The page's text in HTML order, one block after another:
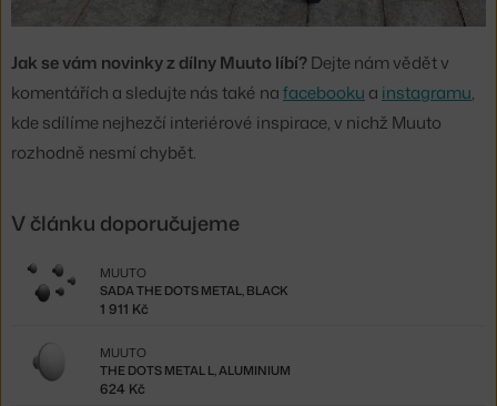
Jak se vám novinky z dílny Muuto líbí?Dejte nám vědět v
komentářích a sledujte nás také nafacebooku a instagramu,
kde sdílíme nejhezčí interiérové inspirace, v nichž Muuto
rozhodně nesmí chybět.
V článku doporučujeme
SADA THE DOTS METAL, BLACK
MUUTO
1 911 Kč
THE DOTS METAL L, ALUMINIUM
MUUTO
624 Kč